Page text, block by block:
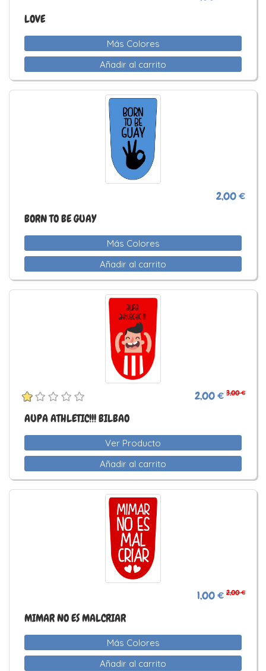
LOVE
Más Colores
Añadir al carrito
2,00 €
BORN TO BE GUAY
Más Colores
Añadir al carrito
2,00 € 3,00 €
AUPA ATHLETIC!!! BILBAO
Ver Producto
Añadir al carrito
1,00 € 2,00 €
MIMAR NO ES MALCRIAR
Más Colores
Añadir al carrito